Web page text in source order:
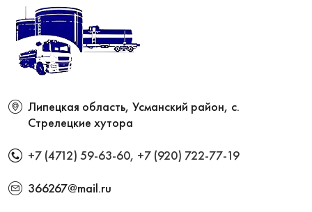
Липецкая область, Усманский район, с.
Стрелецкие хутора
+7 (4712) 59-63-60, +7 (920) 722-77-19
366267@mail.ru